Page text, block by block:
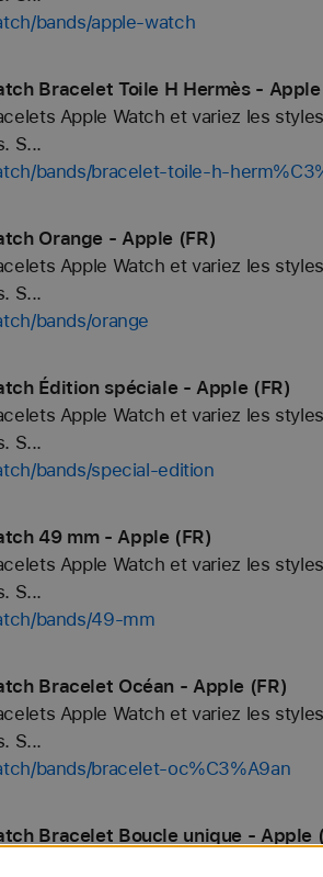
bands/apple-watch
Bracelet Toile H Hermès - Apple
Apple Watch et variez les
S...
bands/bracelet-toile-h-
Orange - Apple (FR)
Apple Watch et variez les
S...
bands/orange
Édition spéciale - Apple (FR)
Apple Watch et variez les
S...
bands/special-edition
49 mm - Apple (FR)
Apple Watch et variez les
S...
bands/49-mm
Bracelet Océan - Apple (FR)
Apple Watch et variez les
S...
bands/bracelet-oc%C3%A9an
Bracelet Boucle unique - Apple
Apple Watch et variez les